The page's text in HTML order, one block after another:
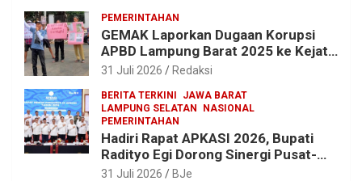
XXI/Radin Inten
PEMERINTAHAN
GEMAK Laporkan Dugaan Korupsi
APBD Lampung Barat 2025 ke Kejati
Lampung, Soroti Proyek Jalan
31 Juli 2026 Redaksi
BERITA TERKINI
JAWA BARAT
LAMPUNG SELATAN
NASIONAL
PEMERINTAHAN
Hadiri Rapat APKASI 2026, Bupati
Radityo Egi Dorong Sinergi Pusat-
Daerah untuk Percepat
31 Juli 2026 BJe